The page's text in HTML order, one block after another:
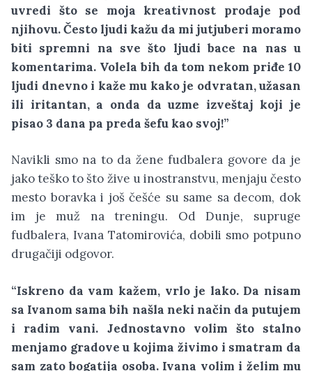
uvredi što se moja kreativnost prodaje pod
njihovu. Često ljudi kažu da mi jutjuberi moramo
biti spremni na sve što ljudi bace na nas u
komentarima. Volela bih da tom nekom priđe 10
ljudi dnevno i kaže mu kako je odvratan, užasan
ili iritantan, a onda da uzme izveštaj koji je
pisao 3 dana pa preda šefu kao svoj!”
Navikli smo na to da žene fudbalera govore da je
jako teško to što žive u inostranstvu, menjaju često
mesto boravka i još češće su same sa decom, dok
im je muž na treningu. Od Dunje, supruge
fudbalera, Ivana Tatomirovića, dobili smo potpuno
drugačiji odgovor.
“Iskreno da vam kažem, vrlo je lako. Da nisam
sa Ivanom sama bih našla neki način da putujem
i radim vani. Jednostavno volim što stalno
menjamo gradove u kojima živimo i smatram da
sam zato bogatija osoba. Ivana volim i želim mu